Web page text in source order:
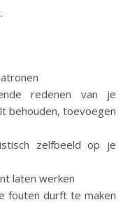
redenen van je
behouden, toevoegen
zelfbeeld op je
laten werken
fouten durft te maken